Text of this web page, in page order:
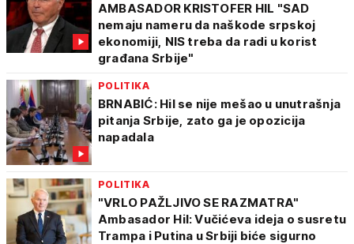
AMBASADOR KRISTOFER HIL "SAD
nemaju nameru da naškode srpskoj
ekonomiji, NIS treba da radi u korist
građana Srbije"
POLITIKA
BRNABIĆ: Hil se nije mešao u unutrašnja
pitanja Srbije, zato ga je opozicija
napadala
POLITIKA
"VRLO PAŽLJIVO SE RAZMATRA"
Ambasador Hil: Vučićeva ideja o susretu
Trampa i Putina u Srbiji biće sigurno